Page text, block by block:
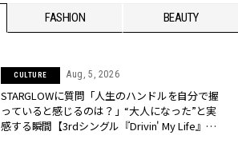
FASHION BEAUTY
CULTURE Aug, 5, 2026
STARGLOWに質問「人生のハンドルを自分で握
っていると感じるのは？」“大️人になった”と実
感する瞬間【3rdシングル『Drivin' My Life』発